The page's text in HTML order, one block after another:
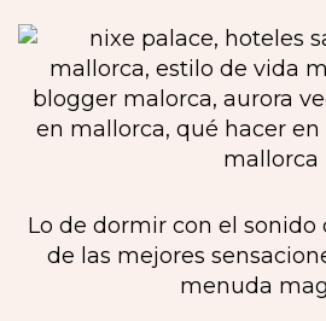
Lo de dormir con el sonido
de las mejores
menuda